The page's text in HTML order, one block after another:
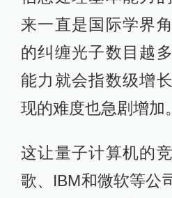
来一直是国际学界
的纠缠光子数目越
能力就会指数级增
现的难度也急剧增加。
这让量子计算机的
歌、IBM和微软等公